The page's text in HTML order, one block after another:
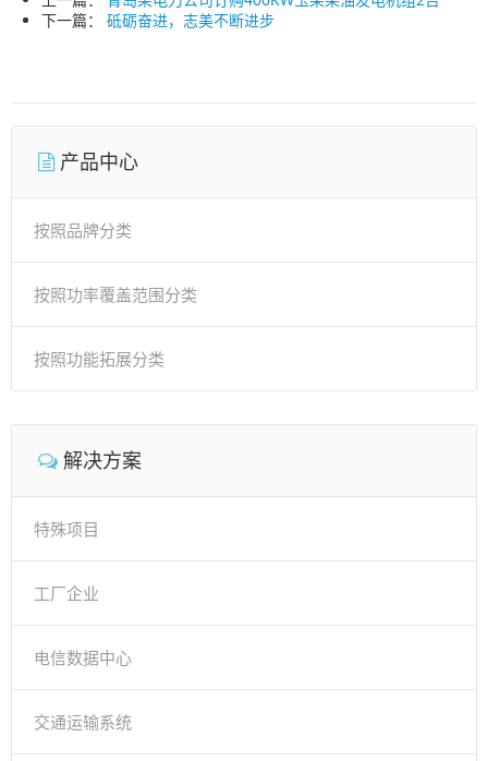
下一篇： 砥砺奋进，志美不断进步
产品中心
按照品牌分类
按照功率覆盖范围分类
按照功能拓展分类
解决方案
特殊项目
工厂企业
电信数据中心
交通运输系统